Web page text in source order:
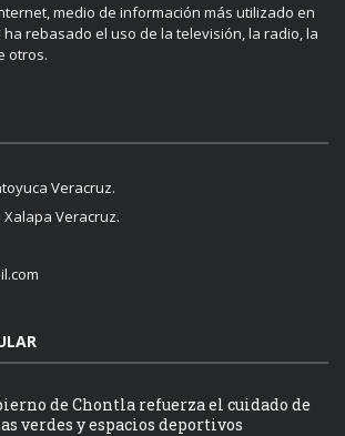
medio de información más utilizado en
rebasado el uso de la televisión, la radio, la
otros.
Veracruz.
Veracruz.
de Chontla refuerza el cuidado de
verdes y espacios deportivos